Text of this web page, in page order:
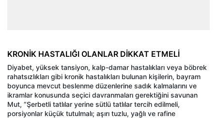
KRONİK HASTALIĞI OLANLAR DİKKAT ETMELİ
Diyabet, yüksek tansiyon, kalp-damar hastalıkları veya böbrek
rahatsızlıkları gibi kronik hastalıkları bulunan kişilerin, bayram
boyunca mevcut beslenme düzenlerine sadık kalmalarını ve
ikramlar konusunda seçici davranmaları gerektiğini savunan
Mut, “Şerbetli tatlılar yerine sütlü tatlılar tercih edilmeli,
porsiyonlar küçük tutulmalı; aşırı tuzlu, yağlı ve rafine